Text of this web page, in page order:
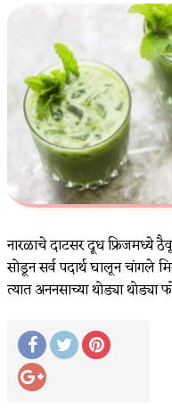
नारळाचे दाटसर दूध फ्रिजमध्ये
सोडून सर्व पदार्थ घालून चांगले
त्यात अननसाच्या थोड्या थोड्या